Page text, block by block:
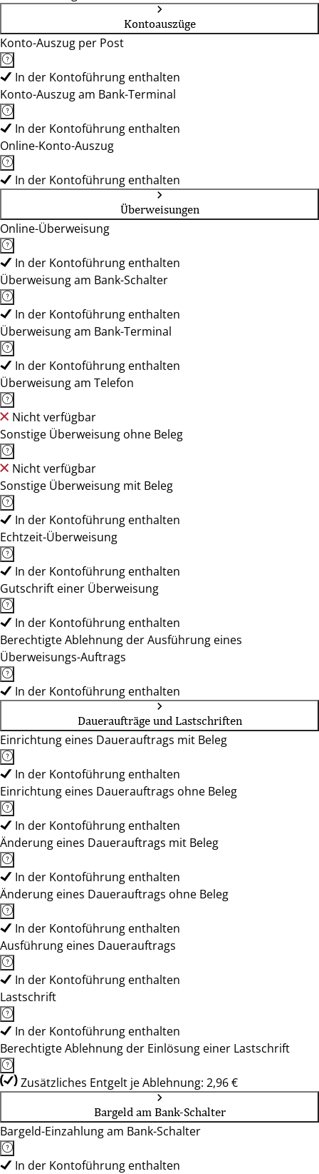
Kontoauszüge
Konto-Auszug per Post
In der Kontoführung enthalten
Konto-Auszug am Bank-Terminal
In der Kontoführung enthalten
Online-Konto-Auszug
In der Kontoführung enthalten
Überweisungen
Online-Überweisung
In der Kontoführung enthalten
Überweisung am Bank-Schalter
In der Kontoführung enthalten
Überweisung am Bank-Terminal
In der Kontoführung enthalten
Überweisung am Telefon
Nicht verfügbar
Sonstige Überweisung ohne Beleg
Nicht verfügbar
Sonstige Überweisung mit Beleg
In der Kontoführung enthalten
Echtzeit-Überweisung
In der Kontoführung enthalten
Gutschrift einer Überweisung
In der Kontoführung enthalten
Berechtigte Ablehnung der Ausführung eines
Überweisungs-Auftrags
In der Kontoführung enthalten
Daueraufträge und Lastschriften
Einrichtung eines Dauerauftrags mit Beleg
In der Kontoführung enthalten
Einrichtung eines Dauerauftrags ohne Beleg
In der Kontoführung enthalten
Änderung eines Dauerauftrags mit Beleg
In der Kontoführung enthalten
Änderung eines Dauerauftrags ohne Beleg
In der Kontoführung enthalten
Ausführung eines Dauerauftrags
In der Kontoführung enthalten
Lastschrift
In der Kontoführung enthalten
Berechtigte Ablehnung der Einlösung einer Lastschrift
Zusätzliches Entgelt je Ablehnung: 2,96 €
Bargeld am Bank-Schalter
Bargeld-Einzahlung am Bank-Schalter
In der Kontoführung enthalten